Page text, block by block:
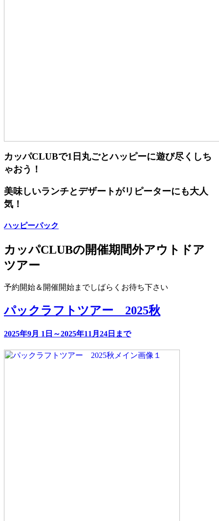
カッパCLUBで1日丸ごとハッピーに遊び尽くしち
ゃおう！
美味しいランチとデザートがリピーターにも大人
気！
ハッピーパック
カッパCLUBの開催期間外アウトドア
ツアー
予約開始＆開催開始までしばらくお待ち下さい
パックラフトツアー 2025秋
2025年9月 1日～2025年11月24日まで